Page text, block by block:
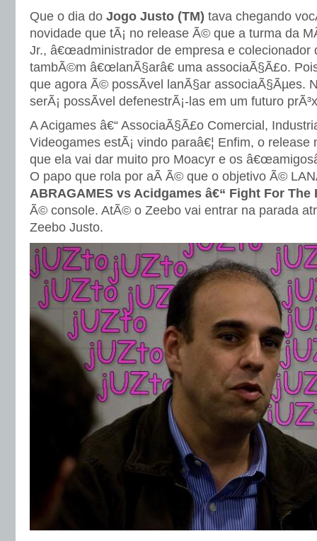
Que o dia do Jogo Justo (TM) tava chegando
novidade que tÃ¡ no release Ã© que a turma da
Jr., â€œadministrador de empresa e colecionador
tambÃ©m â€œlanÃ§arâ€ uma associaÃ§Ã£o.
que agora Ã© possÃ­vel lanÃ§ar associaÃ§Ãµes.
serÃ¡ possÃ­vel defenestrÃ¡-las em um futuro
A Acigames â€“ AssociaÃ§Ã£o Comercial,
Videogames estÃ¡ vindo paraâ€¦ Enfim, o
que ela vai dar muito pro Moacyr e os
O papo que rola por aÃ­ Ã© que o objetivo Ã©
ABRAGAMES vs Acidgames â€“ Fight For The
Ã© console. AtÃ© o Zeebo vai entrar na parada
Zeebo Justo.